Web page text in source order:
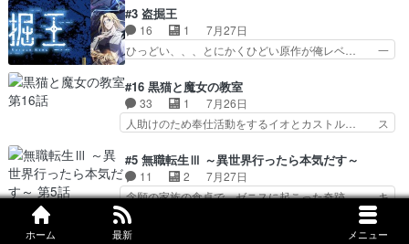
ホーム 最新 メニュー
うございました！アリとセイ… ごめん、そういう
話がしたい作品じゃないの… 第４話感想：その口
止め効果あるかな？ミミ…
カノ版ラブライブ！？こういうのは人… 俺、みん
なのレッスン動画をDVDが焼きき… アナウンス
役で出演いたしましたみんなのア… 恋太郎ファミ
リーがガチでアイドルに挑戦！… ギャグギャグし
カノGirlfrien… 『アイドル伝説恋太郎ファミリ
ー』にて「ア… 安木路佐ウル子役で出演いたしま
したクォリ…
#3 盗掘王
16 1
7月27日
ひっどい、、、とにかくひどい原作が俺レベ… 一
美咲さんと言えば幼女！アイマスの市原… 遼河は
目的の為には人命も軽視するタイプの… 4つのス
キルが揃う。広い墓を捜索中、遼河… 村正はそん
なおどろおどろしいエピソードあ… 気持ちよくし
レベのアニメ制作を日本に奪… 予言で正体がバレ
る、もう騙し討ちは出来な… 村正の墓、アニメで
見ると一杯で怖いな。ア…
#16 黒猫と魔女の教室
33 1
7月26日
人助けのため奉仕活動をするイオとカストル… ス
とカストルの共通点は、魔法の制御が出… 椋鳥の
大群て…住民から迷惑がられてない？… キングコ
ングor進撃の巨人牡羊座のアルデ… スピカ・イ
オ・カストルという組み合わせ。… 有り余るパワ
ーが制御出来ない誰かの為に力… スピカの放り込
みかたが雑になってきてるな… イキりカストルは
#5 無職転生Ⅲ ～異世界行ったら本気だす～
11 2
7月27日
念願の家族の食卓で、ゼニスに起こった奇跡… キ
スをせがむロキシーが可愛い過ぎ！妹達へ… エリ
ナリーゼの悪魔の囁きwクリフとエリナ… 悪魔の
#4 さよならララ